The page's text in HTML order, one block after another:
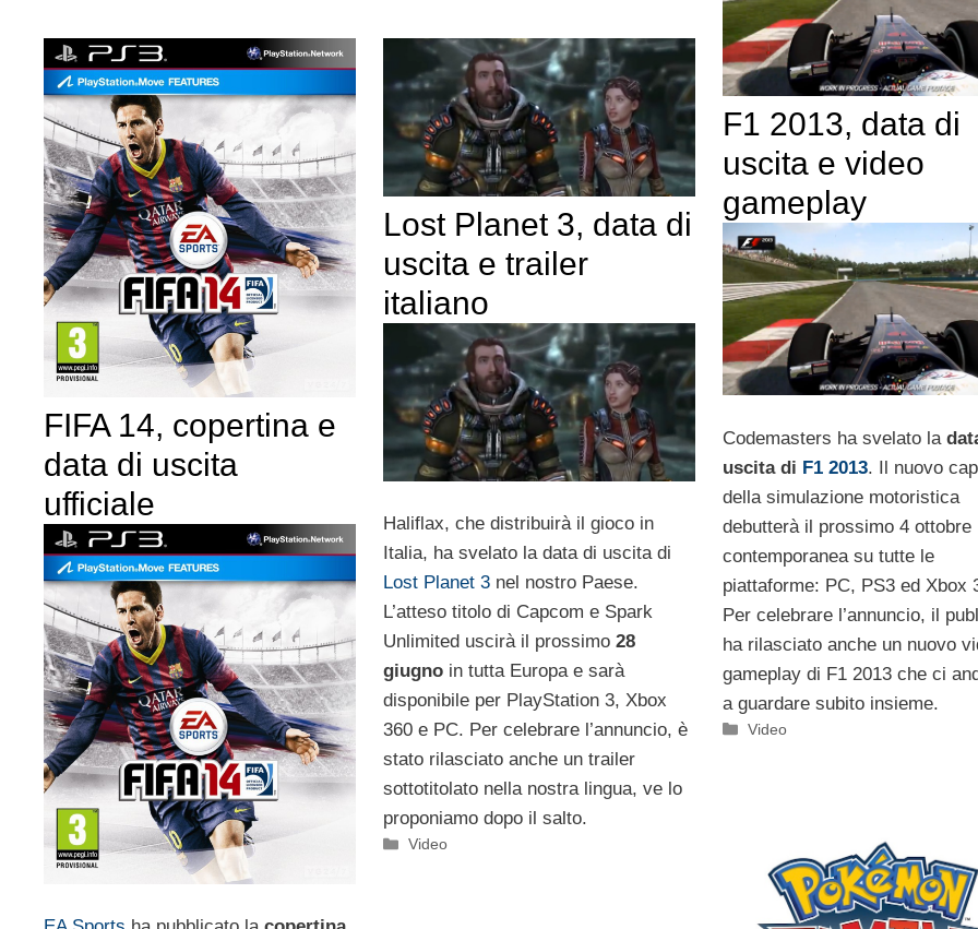
F1 2013, data di
uscita e video
gameplay
Codemasters ha svelato la
uscita di F1 2013. Il nuovo
della simulazione motoristica
debutterà il prossimo 4 ottobre
contemporanea su tutte le
piattaforme: PC, PS3 ed Xbox
Per celebrare l’annuncio, il
ha rilasciato anche un nuovo
gameplay di F1 2013 che ci
a guardare subito insieme.
Categorie
Video
FIFA 14, copertina e
data di uscita
ufficiale
Lost Planet 3, data di
uscita e trailer
italiano
Haliflax, che distribuirà il gioco in
Italia, ha svelato la data di uscita di
Lost Planet 3nel nostro Paese.
L’atteso titolo di Capcom e Spark
Unlimited uscirà il prossimo 28
giugnoin tutta Europa e sarà
disponibile per PlayStation 3, Xbox
360 e PC. Per celebrare l’annuncio, è
stato rilasciato anche un trailer
sottotitolato nella nostra lingua, ve lo
proponiamo dopo il salto.
Categorie
Video